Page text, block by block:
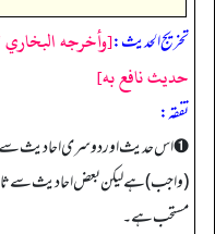
تخریج الحدیث:
حديث نافع به]
تفقہ:
➊ اس حدیث اور دوسری احادیث سے
(واجب) ہے لیکن بعض احادیث سے
مستحب ہے۔